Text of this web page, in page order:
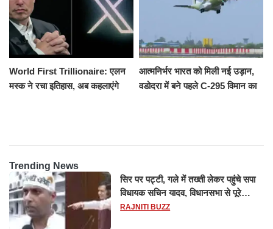
World First Trillionaire: एलन
मस्क ने रचा इतिहास, अब कहलाएंगे
आत्मनिर्भर भारत को मिली नई उड़ान,
वडोदरा में बने पहले C-295 विमान का
Trending News
सिर पर पट्टी, गले में तख्ती लेकर पहुंचे सपा
विधायक सचिन यादव, विधानसभा से पूरे
मानसून सत्र के लिए किया गया निलंबित
RAJNITI BUZZ